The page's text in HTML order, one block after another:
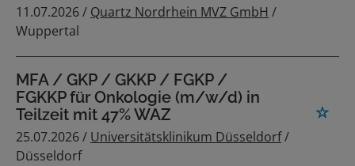
11.07.2026 / Quartz Nordrhein MVZ GmbH /
Wuppertal
MFA / GKP / GKKP / FGKP /
FGKKP für Onkologie (m/w/d) in
Teilzeit mit 47% WAZ
25.07.2026 / Universitätsklinikum Düsseldorf/
Düsseldorf